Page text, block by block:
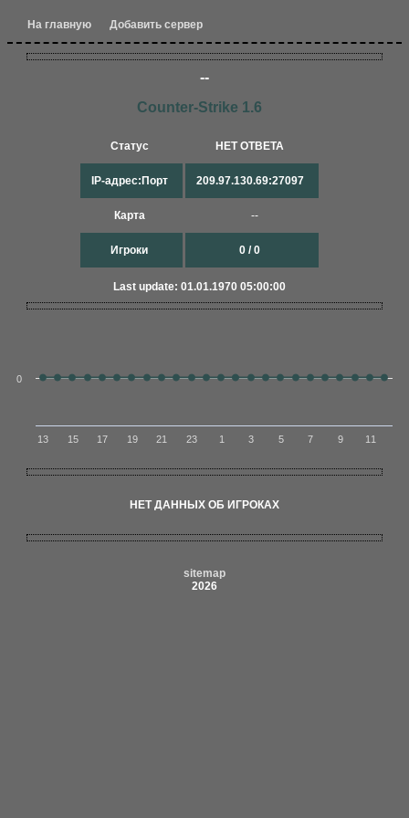
На главную Добавить сервер
--
Counter-Strike 1.6
Статус
IP-адрес:Порт
Карта
Игроки
НЕТ ОТВЕТА
209.97.130.69:27097
--
0 / 0
Last update: 01.01.1970 05:00:00
13 15 17 19 21 23 1 3 5 7 9 11
0
НЕТ ДАННЫХ ОБ ИГРОКАХ
sitemap
2026